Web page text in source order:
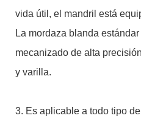
vida útil, el mandril está
La mordaza blanda
mecanizado de alta
y varilla.
3. Es aplicable a todo tipo